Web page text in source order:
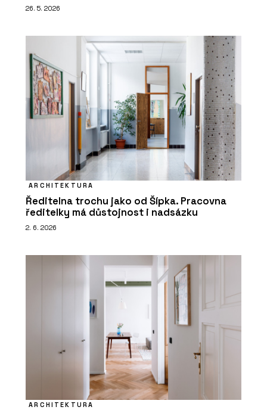
26. 5. 2026
ARCHITEKTURA
Ředitelna trochu jako od Šípka. Pracovna
ředitelky má důstojnost i nadsázku
2. 6. 2026
ARCHITEKTURA